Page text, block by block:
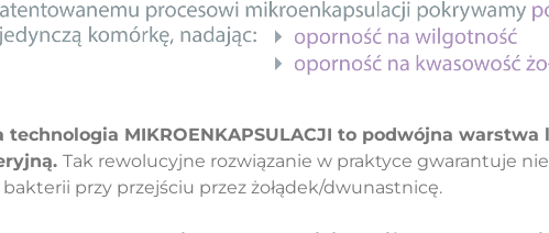
MIKROENKAPSULACJI to podwójna warstwa
Tak rewolucyjne rozwiązanie w praktyce gwarantuje
przy przejściu przez żołądek/dwunastnicę.